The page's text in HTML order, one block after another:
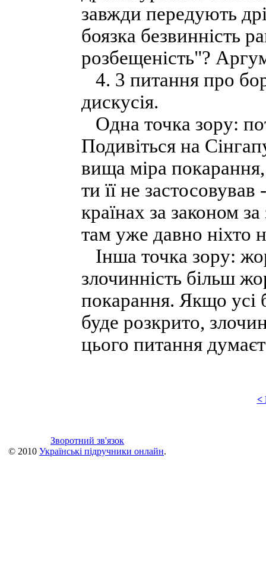
завжди передують
боязка безвинність
розбещеність"?
4. 3 питання про
дискусія.
Одна точка зору:
Подивіться на
вища міра
ти її не
країнах за законом
там уже давно ніхто
Інша точка зору:
злочинність більш
покарання. Якщо усі
буде розкрито,
цього питання
<
Зворотний зв'язок
© 2010 Українські підручники онлайн.